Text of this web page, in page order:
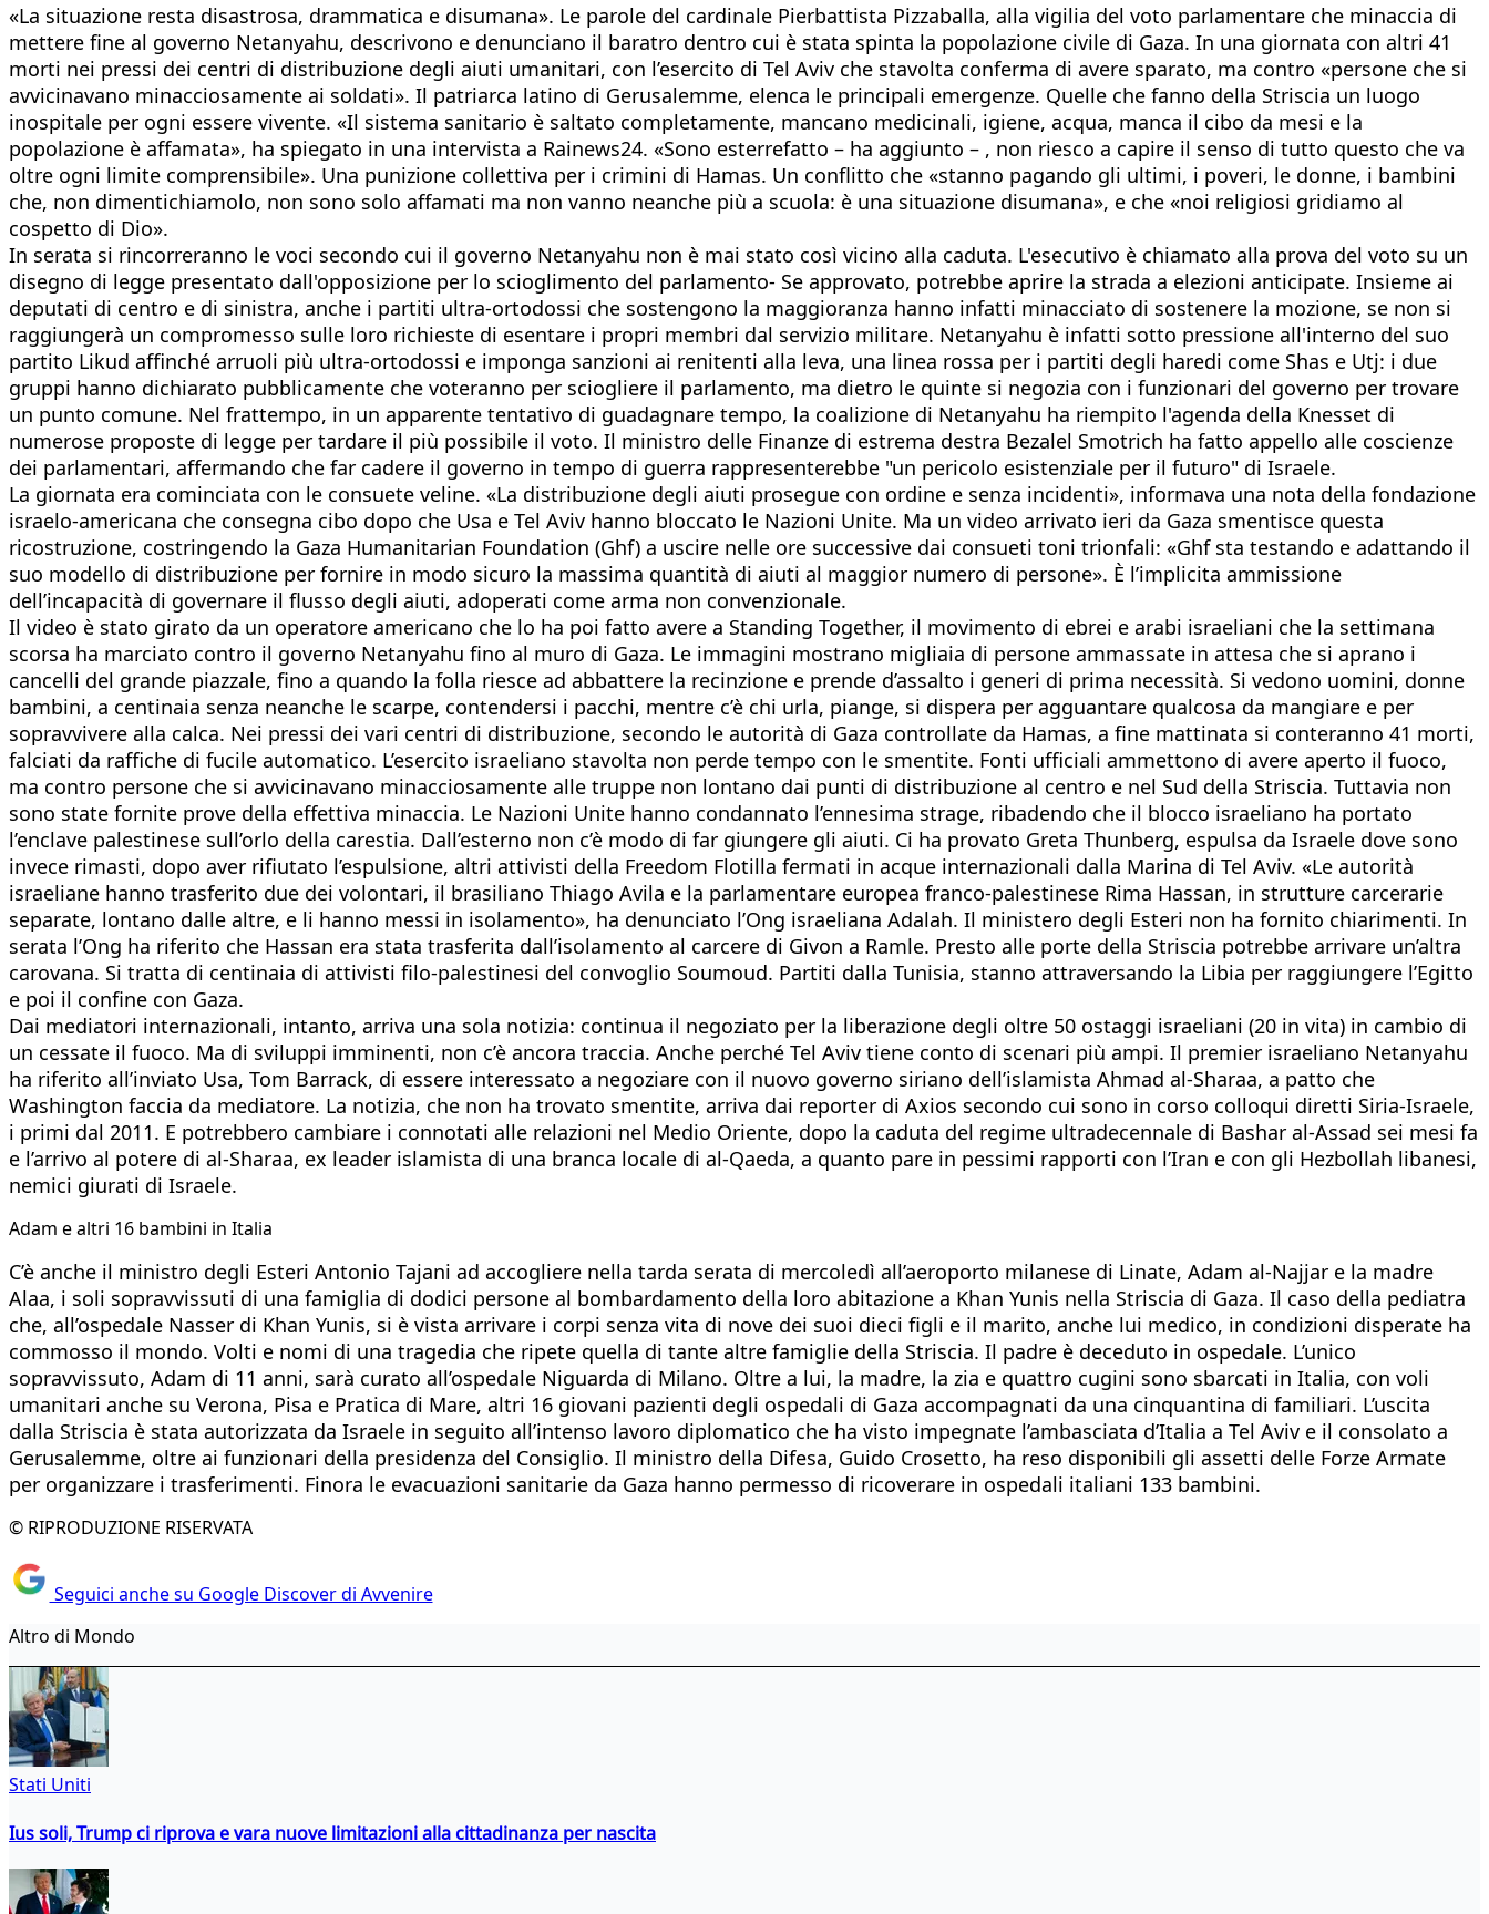
«La situazione resta disastrosa, drammatica e disumana». Le parole del cardinale Pierbattista Pizzaballa, alla vigilia del voto parlamentare che minaccia di
mettere fine al governo Netanyahu, descrivono e denunciano il baratro dentro cui è stata spinta la popolazione civile di Gaza. In una giornata con altri 41
morti nei pressi dei centri di distribuzione degli aiuti umanitari, con l’esercito di Tel Aviv che stavolta conferma di avere sparato, ma contro «persone che si
avvicinavano minacciosamente ai soldati». Il patriarca latino di Gerusalemme, elenca le principali emergenze. Quelle che fanno della Striscia un luogo
inospitale per ogni essere vivente. «Il sistema sanitario è saltato completamente, mancano medicinali, igiene, acqua, manca il cibo da mesi e la
popolazione è affamata», ha spiegato in una intervista a Rainews24. «Sono esterrefatto – ha aggiunto – , non riesco a capire il senso di tutto questo che va
oltre ogni limite comprensibile». Una punizione collettiva per i crimini di Hamas. Un conflitto che «stanno pagando gli ultimi, i poveri, le donne, i bambini
che, non dimentichiamolo, non sono solo affamati ma non vanno neanche più a scuola: è una situazione disumana», e che «noi religiosi gridiamo al
cospetto di Dio».
In serata si rincorreranno le voci secondo cui il governo Netanyahu non è mai stato così vicino alla caduta. L'esecutivo è chiamato alla prova del voto su un
disegno di legge presentato dall'opposizione per lo scioglimento del parlamento- Se approvato, potrebbe aprire la strada a elezioni anticipate. Insieme ai
deputati di centro e di sinistra, anche i partiti ultra-ortodossi che sostengono la maggioranza hanno infatti minacciato di sostenere la mozione, se non si
raggiungerà un compromesso sulle loro richieste di esentare i propri membri dal servizio militare. Netanyahu è infatti sotto pressione all'interno del suo
partito Likud affinché arruoli più ultra-ortodossi e imponga sanzioni ai renitenti alla leva, una linea rossa per i partiti degli haredi come Shas e Utj: i due
gruppi hanno dichiarato pubblicamente che voteranno per sciogliere il parlamento, ma dietro le quinte si negozia con i funzionari del governo per trovare
un punto comune. Nel frattempo, in un apparente tentativo di guadagnare tempo, la coalizione di Netanyahu ha riempito l'agenda della Knesset di
numerose proposte di legge per tardare il più possibile il voto. Il ministro delle Finanze di estrema destra Bezalel Smotrich ha fatto appello alle coscienze
dei parlamentari, affermando che far cadere il governo in tempo di guerra rappresenterebbe "un pericolo esistenziale per il futuro" di Israele.
La giornata era cominciata con le consuete veline. «La distribuzione degli aiuti prosegue con ordine e senza incidenti», informava una nota della fondazione
israelo-americana che consegna cibo dopo che Usa e Tel Aviv hanno bloccato le Nazioni Unite. Ma un video arrivato ieri da Gaza smentisce questa
ricostruzione, costringendo la Gaza Humanitarian Foundation (Ghf) a uscire nelle ore successive dai consueti toni trionfali: «Ghf sta testando e adattando il
suo modello di distribuzione per fornire in modo sicuro la massima quantità di aiuti al maggior numero di persone». È l’implicita ammissione
dell’incapacità di governare il flusso degli aiuti, adoperati come arma non convenzionale.
Il video è stato girato da un operatore americano che lo ha poi fatto avere a Standing Together, il movimento di ebrei e arabi israeliani che la settimana
scorsa ha marciato contro il governo Netanyahu fino al muro di Gaza. Le immagini mostrano migliaia di persone ammassate in attesa che si aprano i
cancelli del grande piazzale, fino a quando la folla riesce ad abbattere la recinzione e prende d’assalto i generi di prima necessità. Si vedono uomini, donne
bambini, a centinaia senza neanche le scarpe, contendersi i pacchi, mentre c’è chi urla, piange, si dispera per agguantare qualcosa da mangiare e per
sopravvivere alla calca. Nei pressi dei vari centri di distribuzione, secondo le autorità di Gaza controllate da Hamas, a fine mattinata si conteranno 41 morti,
falciati da raffiche di fucile automatico. L’esercito israeliano stavolta non perde tempo con le smentite. Fonti ufficiali ammettono di avere aperto il fuoco,
ma contro persone che si avvicinavano minacciosamente alle truppe non lontano dai punti di distribuzione al centro e nel Sud della Striscia. Tuttavia non
sono state fornite prove della effettiva minaccia. Le Nazioni Unite hanno condannato l’ennesima strage, ribadendo che il blocco israeliano ha portato
l’enclave palestinese sull’orlo della carestia. Dall’esterno non c’è modo di far giungere gli aiuti. Ci ha provato Greta Thunberg, espulsa da Israele dove sono
invece rimasti, dopo aver rifiutato l’espulsione, altri attivisti della Freedom Flotilla fermati in acque internazionali dalla Marina di Tel Aviv. «Le autorità
israeliane hanno trasferito due dei volontari, il brasiliano Thiago Avila e la parlamentare europea franco-palestinese Rima Hassan, in strutture carcerarie
separate, lontano dalle altre, e li hanno messi in isolamento», ha denunciato l’Ong israeliana Adalah. Il ministero degli Esteri non ha fornito chiarimenti. In
serata l’Ong ha riferito che Hassan era stata trasferita dall’isolamento al carcere di Givon a Ramle. Presto alle porte della Striscia potrebbe arrivare un’altra
carovana. Si tratta di centinaia di attivisti filo-palestinesi del convoglio Soumoud. Partiti dalla Tunisia, stanno attraversando la Libia per raggiungere l’Egitto
e poi il confine con Gaza.
Dai mediatori internazionali, intanto, arriva una sola notizia: continua il negoziato per la liberazione degli oltre 50 ostaggi israeliani (20 in vita) in cambio di
un cessate il fuoco. Ma di sviluppi imminenti, non c’è ancora traccia. Anche perché Tel Aviv tiene conto di scenari più ampi. Il premier israeliano Netanyahu
ha riferito all’inviato Usa, Tom Barrack, di essere interessato a negoziare con il nuovo governo siriano dell’islamista Ahmad al-Sharaa, a patto che
Washington faccia da mediatore. La notizia, che non ha trovato smentite, arriva dai reporter di Axios secondo cui sono in corso colloqui diretti Siria-Israele,
i primi dal 2011. E potrebbero cambiare i connotati alle relazioni nel Medio Oriente, dopo la caduta del regime ultradecennale di Bashar al-Assad sei mesi fa
e l’arrivo al potere di al-Sharaa, ex leader islamista di una branca locale di al-Qaeda, a quanto pare in pessimi rapporti con l’Iran e con gli Hezbollah libanesi,
nemici giurati di Israele.
Adam e altri 16 bambini in Italia
C’è anche il ministro degli Esteri Antonio Tajani ad accogliere nella tarda serata di mercoledì all’aeroporto milanese di Linate, Adam al-Najjar e la madre
Alaa, i soli sopravvissuti di una famiglia di dodici persone al bombardamento della loro abitazione a Khan Yunis nella Striscia di Gaza. Il caso della pediatra
che, all’ospedale Nasser di Khan Yunis, si è vista arrivare i corpi senza vita di nove dei suoi dieci figli e il marito, anche lui medico, in condizioni disperate ha
commosso il mondo. Volti e nomi di una tragedia che ripete quella di tante altre famiglie della Striscia. Il padre è deceduto in ospedale. L’unico
sopravvissuto, Adam di 11 anni, sarà curato all’ospedale Niguarda di Milano. Oltre a lui, la madre, la zia e quattro cugini sono sbarcati in Italia, con voli
umanitari anche su Verona, Pisa e Pratica di Mare, altri 16 giovani pazienti degli ospedali di Gaza accompagnati da una cinquantina di familiari. L’uscita
dalla Striscia è stata autorizzata da Israele in seguito all’intenso lavoro diplomatico che ha visto impegnate l’ambasciata d’Italia a Tel Aviv e il consolato a
Gerusalemme, oltre ai funzionari della presidenza del Consiglio. Il ministro della Difesa, Guido Crosetto, ha reso disponibili gli assetti delle Forze Armate
per organizzare i trasferimenti. Finora le evacuazioni sanitarie da Gaza hanno permesso di ricoverare in ospedali italiani 133 bambini.
© RIPRODUZIONE RISERVATA
Seguici anche su Google Discover di Avvenire
Altro di Mondo
Stati Uniti
Ius soli, Trump ci riprova e vara nuove limitazioni alla cittadinanza per nascita